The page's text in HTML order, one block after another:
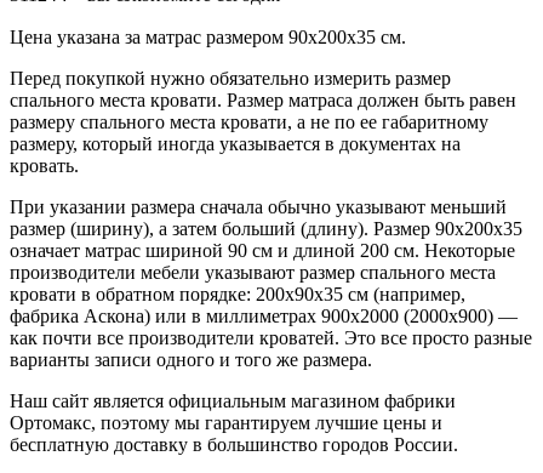
Цена указана за матрас размером 90х200х35 см.
Перед покупкой нужно обязательно измерить размер
спального места кровати. Размер матраса должен быть равен
размеру спального места кровати, а не по ее габаритному
размеру, который иногда указывается в документах на
кровать.
При указании размера сначала обычно указывают меньший
размер (ширину), а затем больший (длину). Размер 90х200х35
означает матрас шириной 90 см и длиной 200 см. Некоторые
производители мебели указывают размер спального места
кровати в обратном порядке: 200х90х35 см (например,
фабрика Аскона) или в миллиметрах 900х2000 (2000х900) —
как почти все производители кроватей. Это все просто разные
варианты записи одного и того же размера.
Наш сайт является официальным магазином фабрики
Ортомакс, поэтому мы гарантируем лучшие цены и
бесплатную доставку в большинство городов России.